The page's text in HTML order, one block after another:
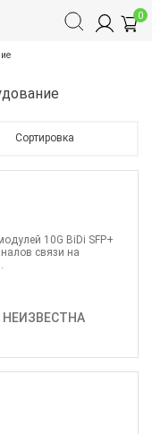
0
Сортировка
НЕИЗВЕСТНА
10G BiDi SFP+
связи на